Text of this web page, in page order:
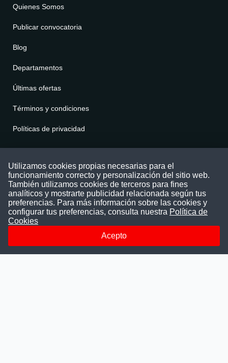
Quienes Somos
Publicar convocatoria
Blog
Departamentos
Últimas ofertas
Términos y condiciones
Políticas de privacidad
Puede comunicarse con nosotros a través
nuestras redes sociales o del correo:
contacto@convocatoriasdetrabajo.com
Siguenos en:
Utilizamos cookies propias necesarias para el
funcionamiento correcto y personalización del sitio web.
También utilizamos cookies de terceros para fines
analíticos y mostrarte publicidad relacionada según tus
preferencias. Para más información sobre las cookies y
configurar tus preferencias, consulta nuestra Política de
Cookies
Acepto